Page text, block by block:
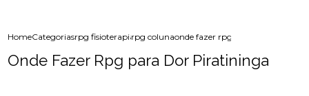
HomeCategoriasrpg fisioterapiarpg colunaonde fazer rpg para dor
Onde Fazer Rpg para Dor Piratininga